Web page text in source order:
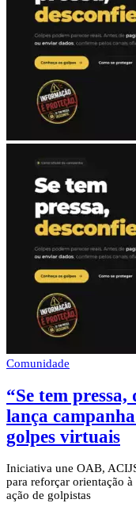
Comunidade
“Se tem
lança
golpes virtuais
Iniciativa une OAB,
para reforçar orientação
ação de golpistas